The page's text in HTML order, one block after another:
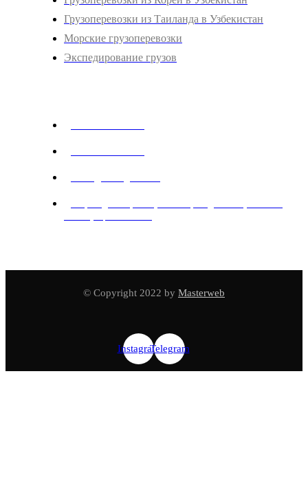
Грузоперевозки из Таиланда в Узбекистан
Морские грузоперевозки
Экспедирование грузов
© Copyright 2022 by Masterweb
InstagramTelegram